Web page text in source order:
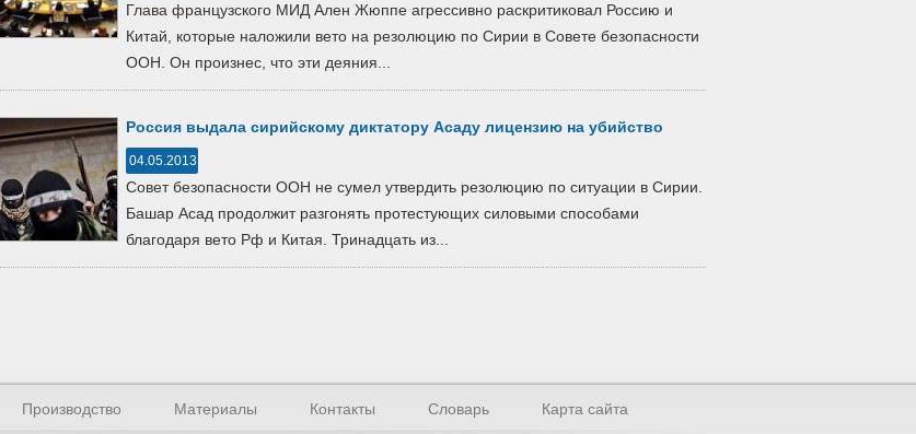
Глава французского МИД Ален Жюппе агрессивно раскритиковал Россию и
Китай, которые наложили вето на резолюцию по Сирии в Совете безопасности
ООН. Он произнес, что эти деяния...
Россия выдала сирийскому диктатору Асаду лицензию на убийство
04.05.2013
Совет безопасности ООН не сумел утвердить резолюцию по ситуации в Сирии.
Башар Асад продолжит разгонять протестующих силовыми способами
благодаря вето Рф и Китая. Тринадцать из...
Производство Материалы Контакты Словарь Карта сайта